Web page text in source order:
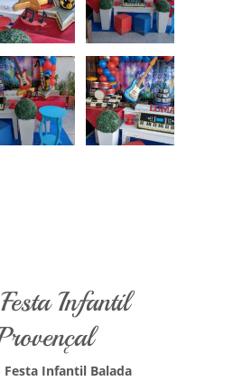
Infantil
Festa Infantil Balada